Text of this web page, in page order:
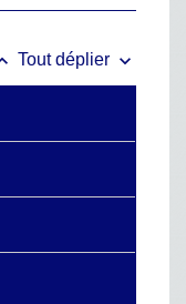
Tout déplier keyboard_arrow_down